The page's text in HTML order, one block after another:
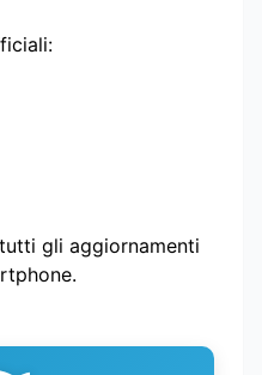
gli aggiornamenti